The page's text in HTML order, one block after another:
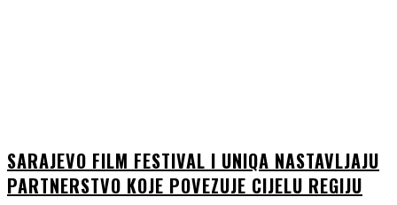
SARAJEVO FILM FESTIVAL I UNIQA NASTAVLJAJU
PARTNERSTVO KOJE POVEZUJE CIJELU REGIJU